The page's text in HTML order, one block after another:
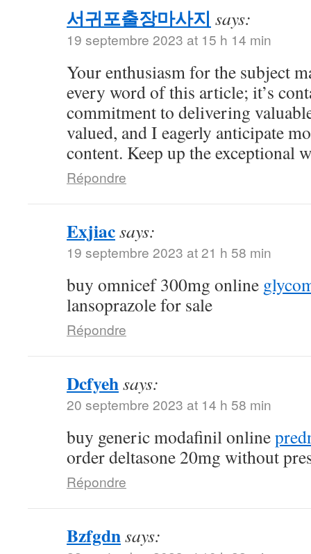
서귀포출장마사지 says:
19 septembre 2023 at 15 h 14 min
Your enthusiasm for the subject
every word of this article; it’s
commitment to delivering
valued, and I eagerly anticipate
content. Keep up the exceptional
Répondre
Exjiacsays:
19 septembre 2023 at 21 h 58 min
buy omnicef 300mg online
lansoprazole for sale
Répondre
Dcfyehsays:
20 septembre 2023 at 14 h 58 min
buy generic modafinil online
order deltasone 20mg without
Répondre
Bzfgdnsays: